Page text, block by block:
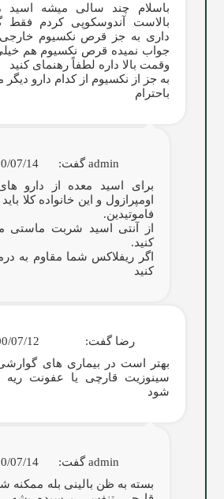
باسلام چند سالی میشه اسید
بالاست آندوسکوپی کردم فقط
داری به جز قرص نکسیوم
جواب نمیده قرص نکسیوم هم
وقمت بالا داره لطفاً رهنمای کنید
به جز از نکسیوم از کدام دارو
باحترام
admin گفت:
1400/07/14
برای اسید معده از دارو های
اومپرازول و این خانواده کلا
فاموتیدین.
از آنتی اسید شربت ماستی
کنید.
اگر ریفلاکس شما مقاوم به
کنید
رضا گفت:
1400/07/12
بهتر است در بیماری های گوارشی
سینوزیت قارچی یا عفونت
شود
admin گفت:
1400/07/14
بسته به ظن بالینی بله